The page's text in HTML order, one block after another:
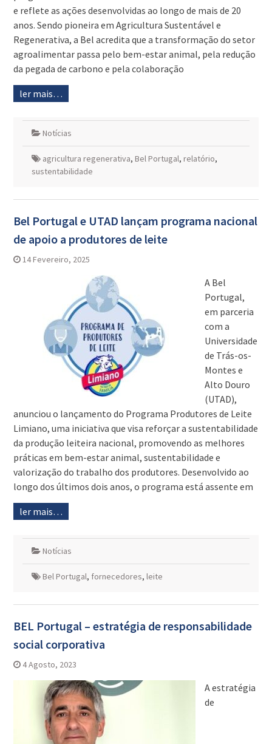
e reflete as ações desenvolvidas ao longo de mais de 20
anos. Sendo pioneira em Agricultura Sustentável e
Regenerativa, a Bel acredita que a transformação do setor
agroalimentar passa pelo bem-estar animal, pela redução
da pegada de carbono e pela colaboração
ler mais…
Notícias
agricultura regenerativa, Bel Portugal, relatório,
sustentabilidade
Bel Portugal e UTAD lançam programa nacional
de apoio a produtores de leite
14 Fevereiro, 2025
A Bel
Portugal,
em parceria
com a
Universidade
de Trás-os-
Montes e
Alto Douro
(UTAD),
anunciou o lançamento do Programa Produtores de Leite
Limiano, uma iniciativa que visa reforçar a sustentabilidade
da produção leiteira nacional, promovendo as melhores
práticas em bem-estar animal, sustentabilidade e
valorização do trabalho dos produtores. Desenvolvido ao
longo dos últimos dois anos, o programa está assente em
ler mais…
Notícias
Bel Portugal, fornecedores, leite
BEL Portugal – estratégia de responsabilidade
social corporativa
4 Agosto, 2023
A estratégia
de